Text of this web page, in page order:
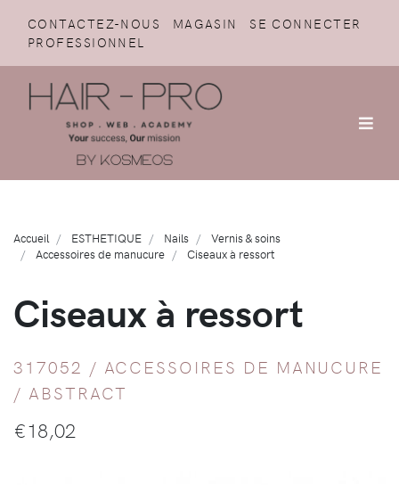
CONTACTEZ-NOUS MAGASIN
SE CONNECTER
PROFESSIONNEL
Accueil ESTHETIQUE Nails
Vernis & soins
Accessoires de manucure
Ciseaux à ressort
Ciseaux à ressort
317052 / ACCESSOIRES DE MANUCURE
/ ABSTRACT
€18,02